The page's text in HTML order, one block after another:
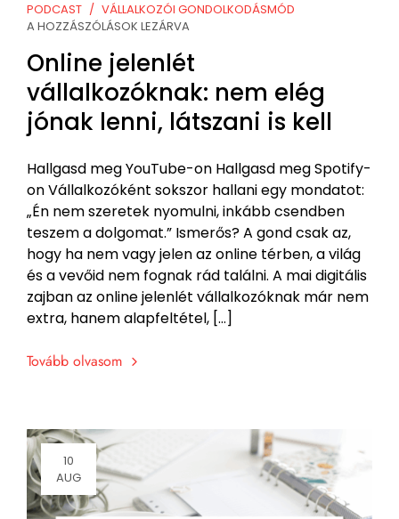
PODCAST
VÁLLALKOZÓI GONDOLKODÁSMÓD
A HOZZÁSZÓLÁSOK LEZÁRVA
Online jelenlét
vállalkozóknak: nem elég
jónak lenni, látszani is kell
Hallgasd meg YouTube-on Hallgasd meg Spotify-
on Vállalkozóként sokszor hallani egy mondatot:
„Én nem szeretek nyomulni, inkább csendben
teszem a dolgomat.” Ismerős? A gond csak az,
hogy ha nem vagy jelen az online térben, a világ
és a vevőid nem fognak rád találni. A mai digitális
zajban az online jelenlét vállalkozóknak már nem
extra, hanem alapfeltétel, […]
Tovább olvasom
10
AUG